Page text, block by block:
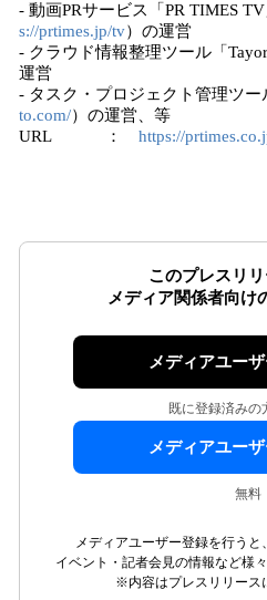
- 動画PRサービス「PR TIMES
s://prtimes.jp/tv）の運営
- クラウド情報整理ツール「
運営
- タスク・プロジェクト管理ツー
to.com/）の運営、等
URL ： https://
このプレスリリ
メディア関係者向け
メディアユー
既に登録済みの
メディアユー
無料
メディアユーザー登録を行うと
イベント・記者会見の情報など様
※内容はプレスリリース